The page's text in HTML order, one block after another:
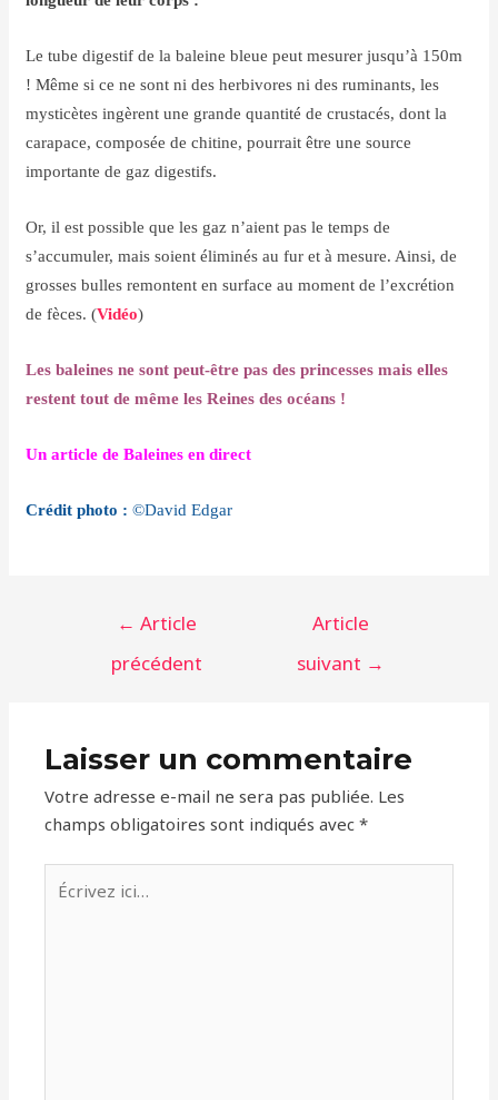
Le tube digestif de la baleine bleue peut mesurer jusqu’à 150m
! Même si ce ne sont ni des herbivores ni des ruminants, les
mysticètes ingèrent une grande quantité de crustacés, dont la
carapace, composée de chitine, pourrait être une source
importante de gaz digestifs.
Or, il est possible que les gaz n’aient pas le temps de
s’accumuler, mais soient éliminés au fur et à mesure. Ainsi, de
grosses bulles remontent en surface au moment de l’excrétion
de fèces.(Vidéo)
Les baleines ne sont peut-être pas des princesses mais elles
restent tout de même les Reines des océans !
Un article deBaleines en direct
Crédit photo : ©David Edgar
Navigation
l’article
← Article
précédent
Article
suivant →
Laisser un commentaire
Votre adresse e-mail ne sera pas publiée. Les
champs obligatoires sont indiqués avec*
ici…